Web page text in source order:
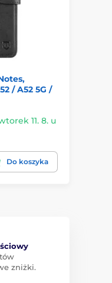
/ A52 5G /
11. 8. u
Do koszyka
zniżki.